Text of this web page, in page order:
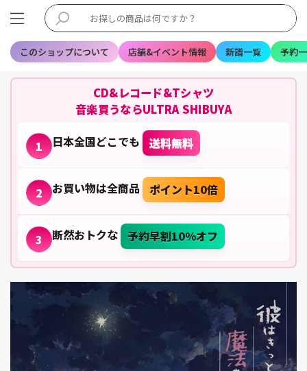
このショップについて 店舗&イベント情報 新譜一覧 予約
CD&レコード&Tシャツ
音楽買うならULTRA SHIBUYA
1 日本全国どこでも 送料無料
2 お買い物は全商品 ポイント10倍
3 断然おトクな 予約早割10%オフ